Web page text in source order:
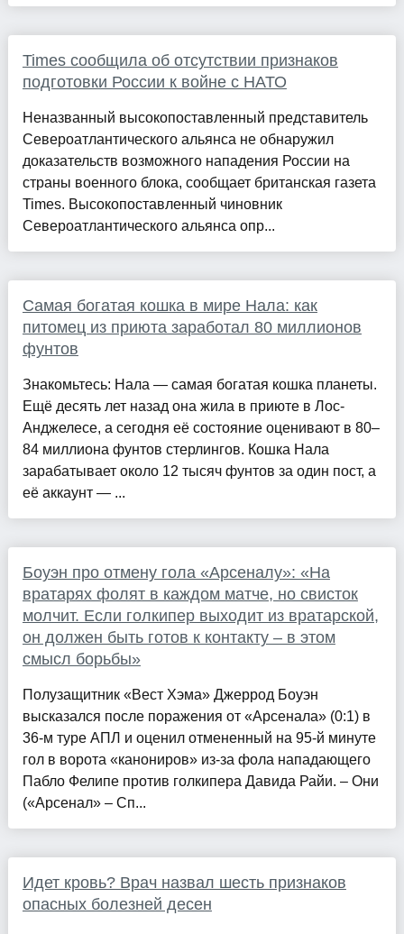
Times сообщила об отсутствии признаков
подготовки России к войне с НАТО
Неназванный высокопоставленный представитель
Североатлантического альянса не обнаружил
доказательств возможного нападения России на
страны военного блока, сообщает британская газета
Times. Высокопоставленный чиновник
Североатлантического альянса опр...
Самая богатая кошка в мире Нала: как
питомец из приюта заработал 80 миллионов
фунтов
Знакомьтесь: Нала — самая богатая кошка планеты.
Ещё десять лет назад она жила в приюте в Лос-
Анджелесе, а сегодня её состояние оценивают в 80–
84 миллиона фунтов стерлингов. Кошка Нала
зарабатывает около 12 тысяч фунтов за один пост, а
её аккаунт — ...
Боуэн про отмену гола «Арсеналу»: «На
вратарях фолят в каждом матче, но свисток
молчит. Если голкипер выходит из вратарской,
он должен быть готов к контакту – в этом
смысл борьбы»
Полузащитник «Вест Хэма» Джеррод Боуэн
высказался после поражения от «Арсенала» (0:1) в
36-м туре АПЛ и оценил отмененный на 95-й минуте
гол в ворота «канониров» из-за фола нападающего
Пабло Фелипе против голкипера Давида Райи. – Они
(«Арсенал» – Сп...
Идет кровь? Врач назвал шесть признаков
опасных болезней десен